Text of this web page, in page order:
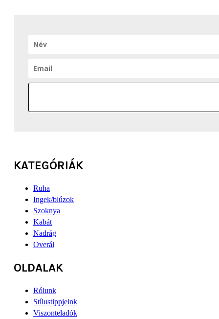
KATEGÓRIÁK
Ruha
Ingek/blúzok
Szoknya
Kabát
Nadrág
Overál
OLDALAK
Rólunk
Stílustippjeink
Viszonteladók